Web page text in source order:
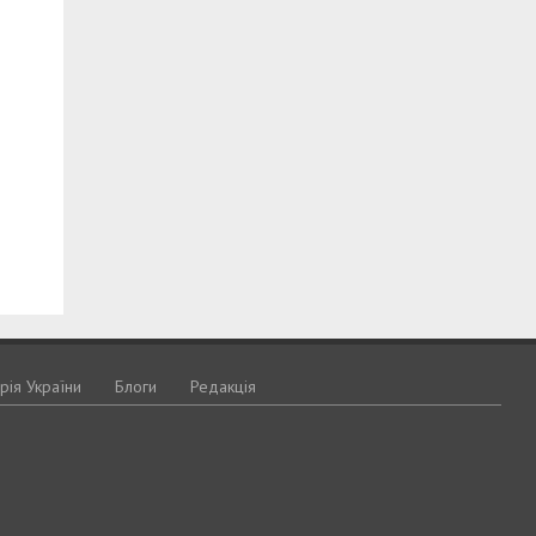
України Блоги Редакція